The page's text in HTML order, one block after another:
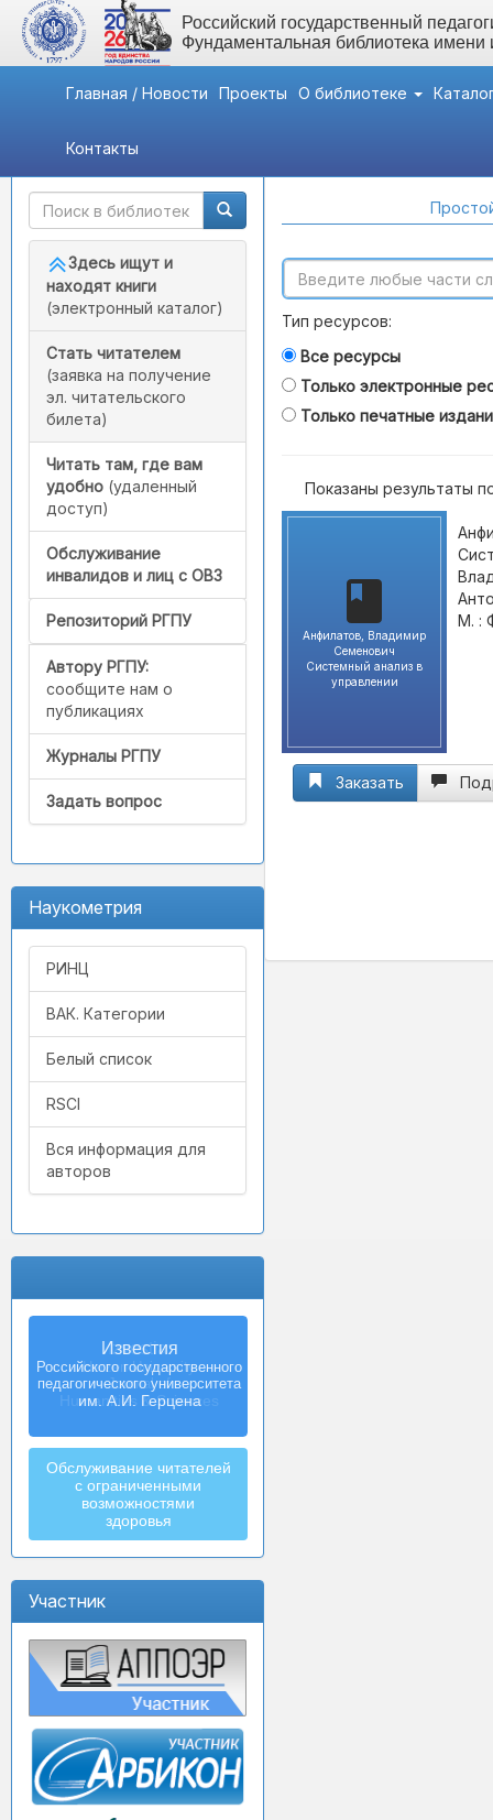
Российский государственный
Фундаментальная библиотека
Главная / Новости Проекты О библиотеке
Контакты
Быстрый доступ
Здесь ищут и
находят книги
(электронный каталог)
Стать читателем
(заявка на получение
эл. читательского
билета)
Читать там, где вам
удобно (удаленный
доступ)
Обслуживание
инвалидов и лиц с ОВЗ
Репозиторий РГПУ
Автору РГПУ:
сообщите нам о
публикациях
Журналы РГПУ
Задать вопрос
Наукометрия
РИНЦ
ВАК. Категории
Белый список
RSCI
Вся информация для
авторов
Izvestia:
Herzen University
Journal of
Humanities & Sciences
Обслуживание читателей
с ограниченными
возможностями
здоровья
Участник
Тип ресурсов:
Все ресурсы
Только электронные
Только печатные
Показаны результаты
Анфилатов, Владимир
Семенович
Системный анализ в
управлении
М. :
Заказать